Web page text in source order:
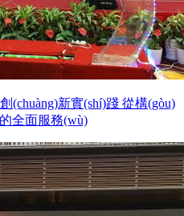
(chuàng)新實(shí)踐 從構(gòu)
全面服務(wù)